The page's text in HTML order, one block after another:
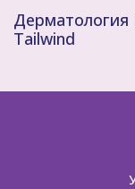
Дерматология
Tailwind